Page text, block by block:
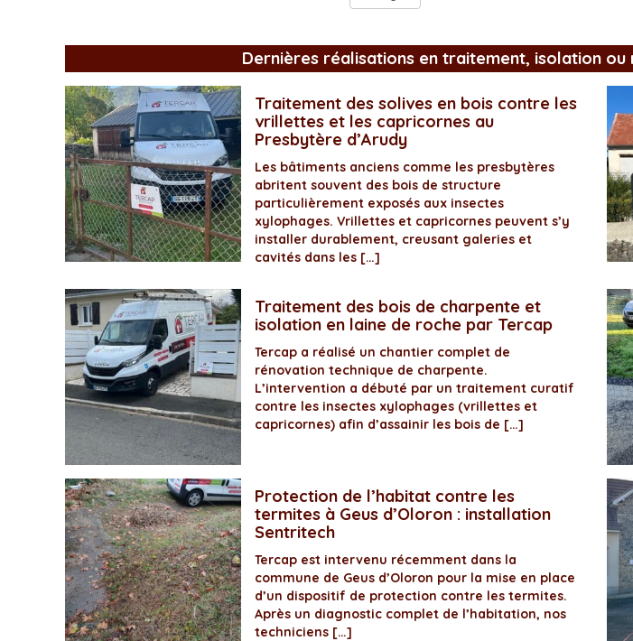
Dernières réalisations en traitement, isolation
Traitement des solives en bois contre les
vrillettes et les capricornes au
Presbytère d’Arudy
Les bâtiments anciens comme les presbytères
abritent souvent des bois de structure
particulièrement exposés aux insectes
xylophages. Vrillettes et capricornes peuvent s’y
installer durablement, creusant galeries et
cavités dans les […]
Traitement des bois de charpente et
isolation en laine de roche par Tercap
Tercap a réalisé un chantier complet de
rénovation technique de charpente.
L’intervention a débuté par un traitement curatif
contre les insectes xylophages (vrillettes et
capricornes) afin d’assainir les bois de […]
Protection de l’habitat contre les
termites à Geus d’Oloron : installation
Sentritech
Tercap est intervenu récemment dans la
commune de Geus d’Oloron pour la mise en place
d’un dispositif de protection contre les termites.
Après un diagnostic complet de l’habitation, nos
techniciens […]